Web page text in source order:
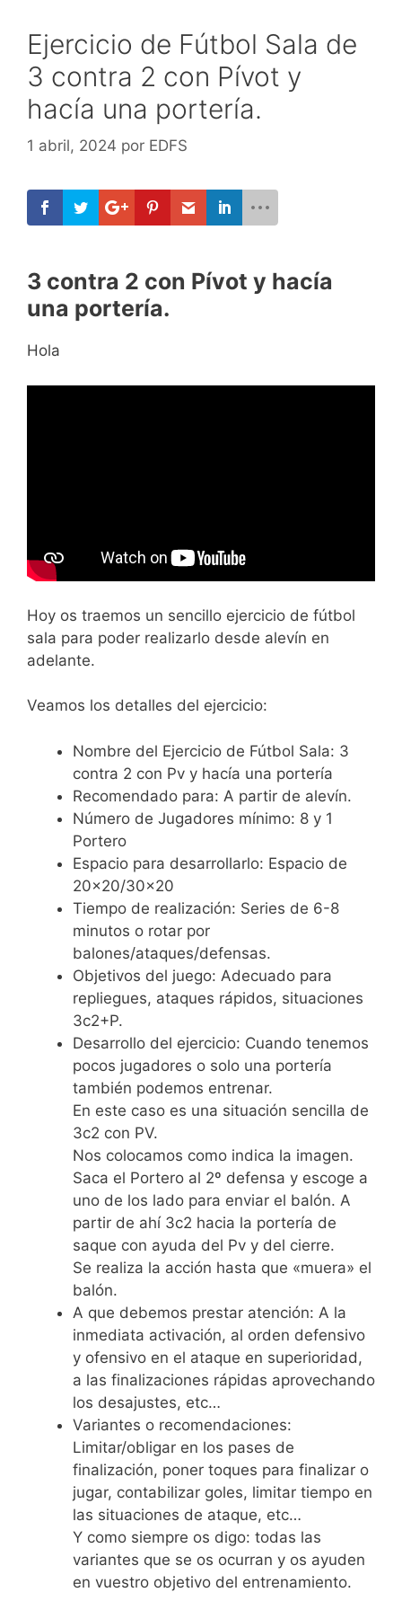
Ejercicio de Fútbol Sala de
3 contra 2 con Pívot y
hacía una portería.
1 abril, 2024 por EDFS
3 contra 2 con Pívot y hacía
una portería.
Hola
Hoy os traemos un sencillo ejercicio de fútbol
sala para poder realizarlo desde alevín en
adelante.
Veamos los detalles del ejercicio:
Nombre del Ejercicio de Fútbol Sala: 3
contra 2 con Pv y hacía una portería
Recomendado para: A partir de alevín.
Número de Jugadores mínimo: 8 y 1
Portero
Espacio para desarrollarlo: Espacio de
20×20/30×20
Tiempo de realización: Series de 6-8
minutos o rotar por
balones/ataques/defensas.
Objetivos del juego: Adecuado para
repliegues, ataques rápidos, situaciones
3c2+P.
Desarrollo del ejercicio: Cuando tenemos
pocos jugadores o solo una portería
también podemos entrenar.
En este caso es una situación sencilla de
3c2 con PV.
Nos colocamos como indica la imagen.
Saca el Portero al 2º defensa y escoge a
uno de los lado para enviar el balón. A
partir de ahí 3c2 hacia la portería de
saque con ayuda del Pv y del cierre.
Se realiza la acción hasta que «muera» el
balón.
A que debemos prestar atención: A la
inmediata activación, al orden defensivo
y ofensivo en el ataque en superioridad,
a las finalizaciones rápidas aprovechando
los desajustes, etc…
Variantes o recomendaciones:
Limitar/obligar en los pases de
finalización, poner toques para finalizar o
jugar, contabilizar goles, limitar tiempo en
las situaciones de ataque, etc…
Y como siempre os digo: todas las
variantes que se os ocurran y os ayuden
en vuestro objetivo del entrenamiento.